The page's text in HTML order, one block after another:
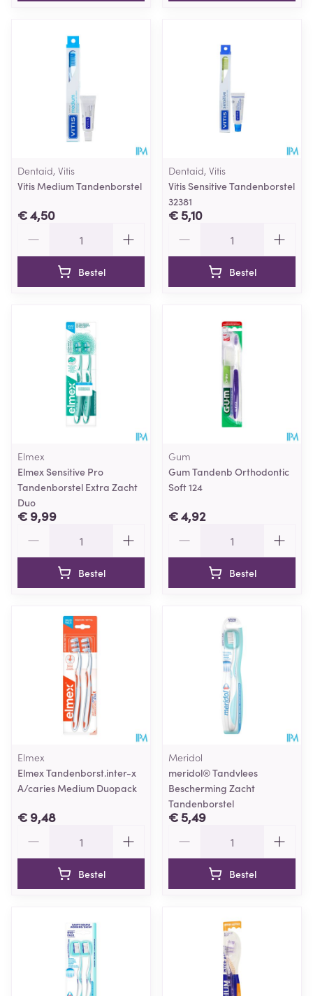
Dentaid, Vitis
Vitis Medium Tandenborstel
€ 4,50
Bestel
Dentaid, Vitis
Vitis Sensitive Tandenborstel
32381
€ 5,10
Bestel
Elmex
Elmex Sensitive Pro
Tandenborstel Extra Zacht
Duo
€ 9,99
Bestel
Gum
Gum Tandenb Orthodontic
Soft 124
€ 4,92
Bestel
Elmex
Elmex Tandenborst.inter-x
A/caries Medium Duopack
€ 9,48
Bestel
Meridol
meridol® Tandvlees
Bescherming Zacht
Tandenborstel
€ 5,49
Bestel